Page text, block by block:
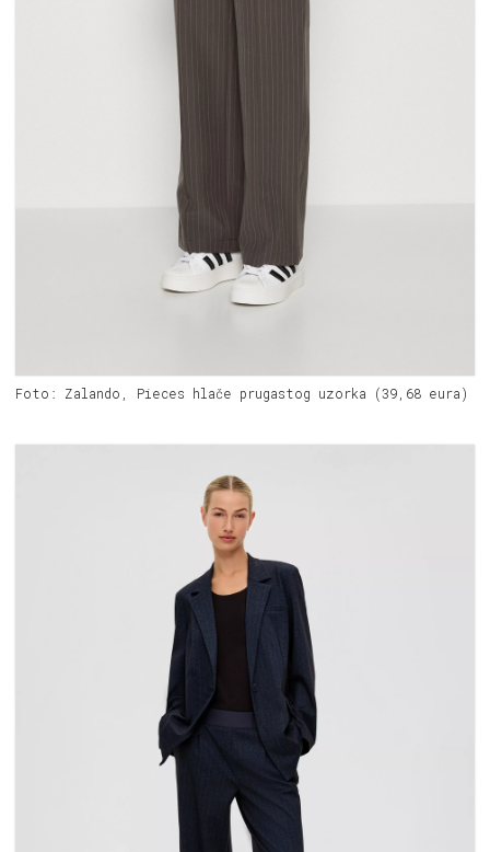
Foto: Zalando, Pieces hlače prugastog uzorka (39,68 eura)